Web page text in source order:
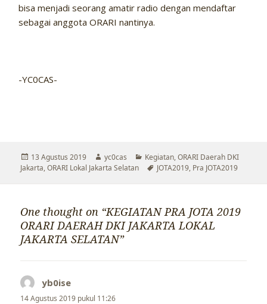
bisa menjadi seorang amatir radio dengan mendaftar
sebagai anggota ORARI nantinya.
-YC0CAS-
Diposkan
pada
13 Agustus 2019 Penulis
yc0cas Kategori
Kegiatan,ORARI Daerah DKI
Jakarta,ORARI Lokal Jakarta Selatan Tag
JOTA2019, Pra JOTA2019
One thought on “KEGIATAN PRA JOTA 2019
ORARI DAERAH DKI JAKARTA LOKAL
JAKARTA SELATAN”
yb0ise
14 Agustus 2019 pukul 11:26